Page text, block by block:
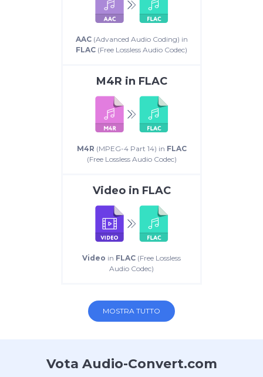
AAC(Advanced Audio Coding) in
FLAC (Free Lossless Audio Codec)
M4R in FLAC
M4R (MPEG-4 Part 14) in FLAC
(Free Lossless Audio Codec)
Videoin FLAC
Video in FLAC (Free Lossless
Audio Codec)
MOSTRA TUTTO
Vota Audio-Convert.com